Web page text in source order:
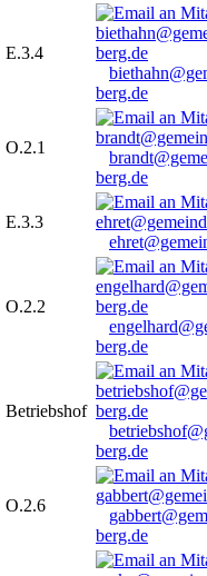
E.3.4
berg.de
O.2.1
berg.de
E.3.3
O.2.2
berg.de
Betriebshof
berg.de
O.2.6
berg.de